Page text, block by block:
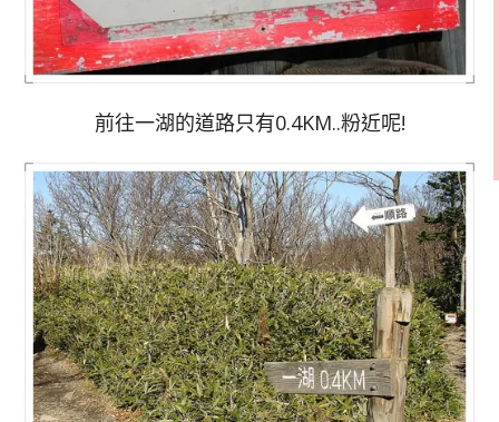
前往一湖的道路只有0.4KM..粉近呢!